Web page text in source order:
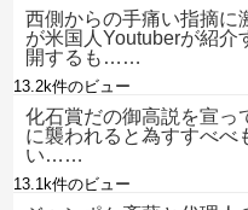
西側からの手痛い指摘に
が米国人Youtuberが紹介
開するも……
13.2k件のビュー
化石賞だの御高説を宣っ
に襲われると為すすべべ
い……
13.1k件のビュー